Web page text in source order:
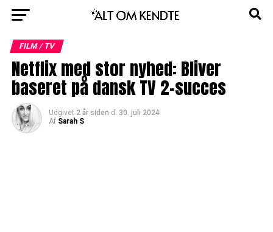
FILM / TV
Netflix med stor nyhed: Bliver
baseret på dansk TV 2-succes
Udgivet 2 år siden d. 30. juli 2024
Af Sarah S